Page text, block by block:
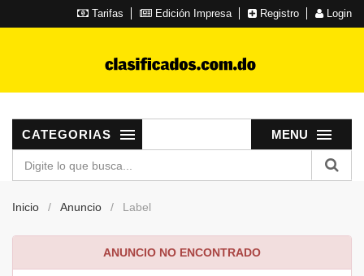
Tarifas Edición Impresa Registro Login
MENU
CATEGORIAS
Inicio Anuncio Label
ANUNCIO NO ENCONTRADO